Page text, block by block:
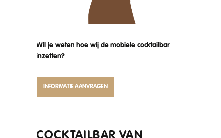
Wil je weten hoe wij de mobiele cocktailbar
inzetten?
INFORMATIE AANVRAGEN
COCKTAILBAR VAN